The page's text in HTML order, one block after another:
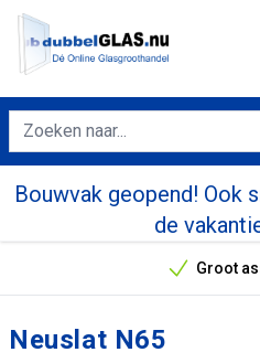
Bouwvak geopend! Ook
de
Groot
Neuslat N65